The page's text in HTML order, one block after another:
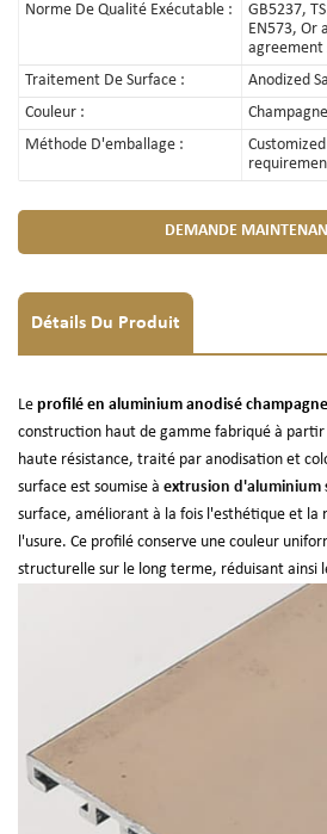
Norme De Qualité Exécutable :
GB5237,
EN573, Or
agreement
Traitement De Surface :
Anodized
Couleur :
Champagne
Méthode D'emballage :
DEMANDE
Détails Du Produit
Le profilé en aluminium anodisé champagne
construction haut de gamme fabriqué à
haute résistance, traité par anodisation et
surface est soumise à extrusion d'aluminium
surface, améliorant à la fois l'esthétique et la
l'usure. Ce profilé conserve une couleur
structurelle sur le long terme, réduisant ainsi